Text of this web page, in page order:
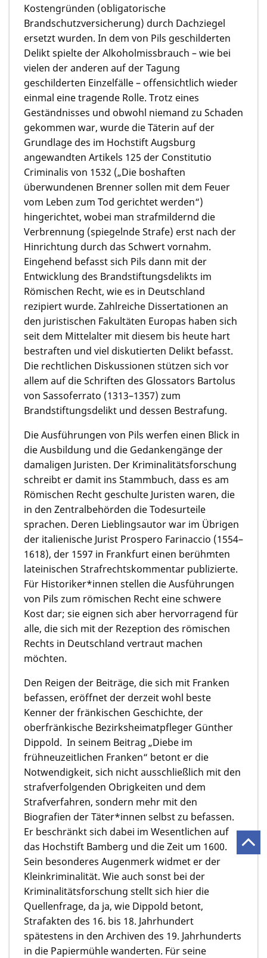
Kostengründen (obligatorische
Brandschutzversicherung) durch Dachziegel
ersetzt wurden. In dem von Pils geschilderten
Delikt spielte der Alkoholmissbrauch – wie bei
vielen der anderen auf der Tagung
geschilderten Einzelfälle – offensichtlich wieder
einmal eine tragende Rolle. Trotz eines
Geständnisses und obwohl niemand zu Schaden
gekommen war, wurde die Täterin auf der
Grundlage des im Hochstift Augsburg
angewandten Artikels 125 der Constitutio
Criminalis von 1532 („Die boshaften
überwundenen Brenner sollen mit dem Feuer
vom Leben zum Tod gerichtet werden“)
hingerichtet, wobei man strafmildernd die
Verbrennung (spiegelnde Strafe) erst nach der
Hinrichtung durch das Schwert vornahm.
Eingehend befasst sich Pils dann mit der
Entwicklung des Brandstiftungsdelikts im
Römischen Recht, wie es in Deutschland
rezipiert wurde. Zahlreiche Dissertationen an
den juristischen Fakultäten Europas haben sich
seit dem Mittelalter mit diesem bis heute hart
bestraften und viel diskutierten Delikt befasst.
Die rechtlichen Diskussionen stützen sich vor
allem auf die Schriften des Glossators Bartolus
von Sassoferrato (1313–1357) zum
Brandstiftungsdelikt und dessen Bestrafung.
Die Ausführungen von Pils werfen einen Blick in
die Ausbildung und die Gedankengänge der
damaligen Juristen. Der Kriminalitätsforschung
schreibt er damit ins Stammbuch, dass es am
Römischen Recht geschulte Juristen waren, die
in den Zentralbehörden die Todesurteile
sprachen. Deren Lieblingsautor war im Übrigen
der italienische Jurist Prospero Farinaccio (1554–
1618), der 1597 in Frankfurt einen berühmten
lateinischen Strafrechtskommentar publizierte.
Für Historiker*innen stellen die Ausführungen
von Pils zum römischen Recht eine schwere
Kost dar; sie eignen sich aber hervorragend für
alle, die sich mit der Rezeption des römischen
Rechts in Deutschland vertraut machen
möchten.
Den Reigen der Beiträge, die sich mit Franken
befassen, eröffnet der derzeit wohl beste
Kenner der fränkischen Geschichte, der
oberfränkische Bezirksheimatpfleger Günther
Dippold. In seinem Beitrag „Diebe im
frühneuzeitlichen Franken“ betont er die
Notwendigkeit, sich nicht ausschließlich mit den
strafverfolgenden Obrigkeiten und dem
Strafverfahren, sondern mehr mit den
Biografien der Täter*innen selbst zu befassen.
Er beschränkt sich dabei im Wesentlichen auf
das Hochstift Bamberg und die Zeit um 1600.
Sein besonderes Augenmerk widmet er der
Kleinkriminalität. Wie auch sonst bei der
Kriminalitätsforschung stellt sich hier die
Quellenfrage, da ja, wie Dippold betont,
Strafakten des 16. bis 18. Jahrhundert
spätestens in den Archiven des 19. Jahrhunderts
in die Papiermühle wanderten. Für seine